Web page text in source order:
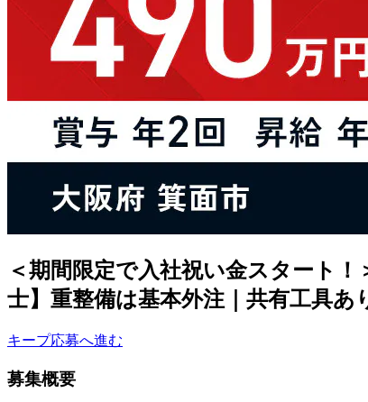
＜期間限定で入社祝い金スタート
士】重整備は基本外注｜共有工具
キープ応募へ進む
募集概要